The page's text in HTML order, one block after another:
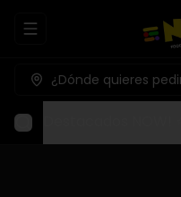
Abrir menu de
¿Dónde quieres